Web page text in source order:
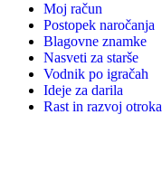
Moj račun
Postopek naročanja
Blagovne znamke
Nasveti za starše
Vodnik po igračah
Ideje za darila
Rast in razvoj otroka